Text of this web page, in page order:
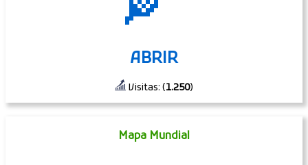
ABRIR
Visitas: (1.250)
Mapa Mundial